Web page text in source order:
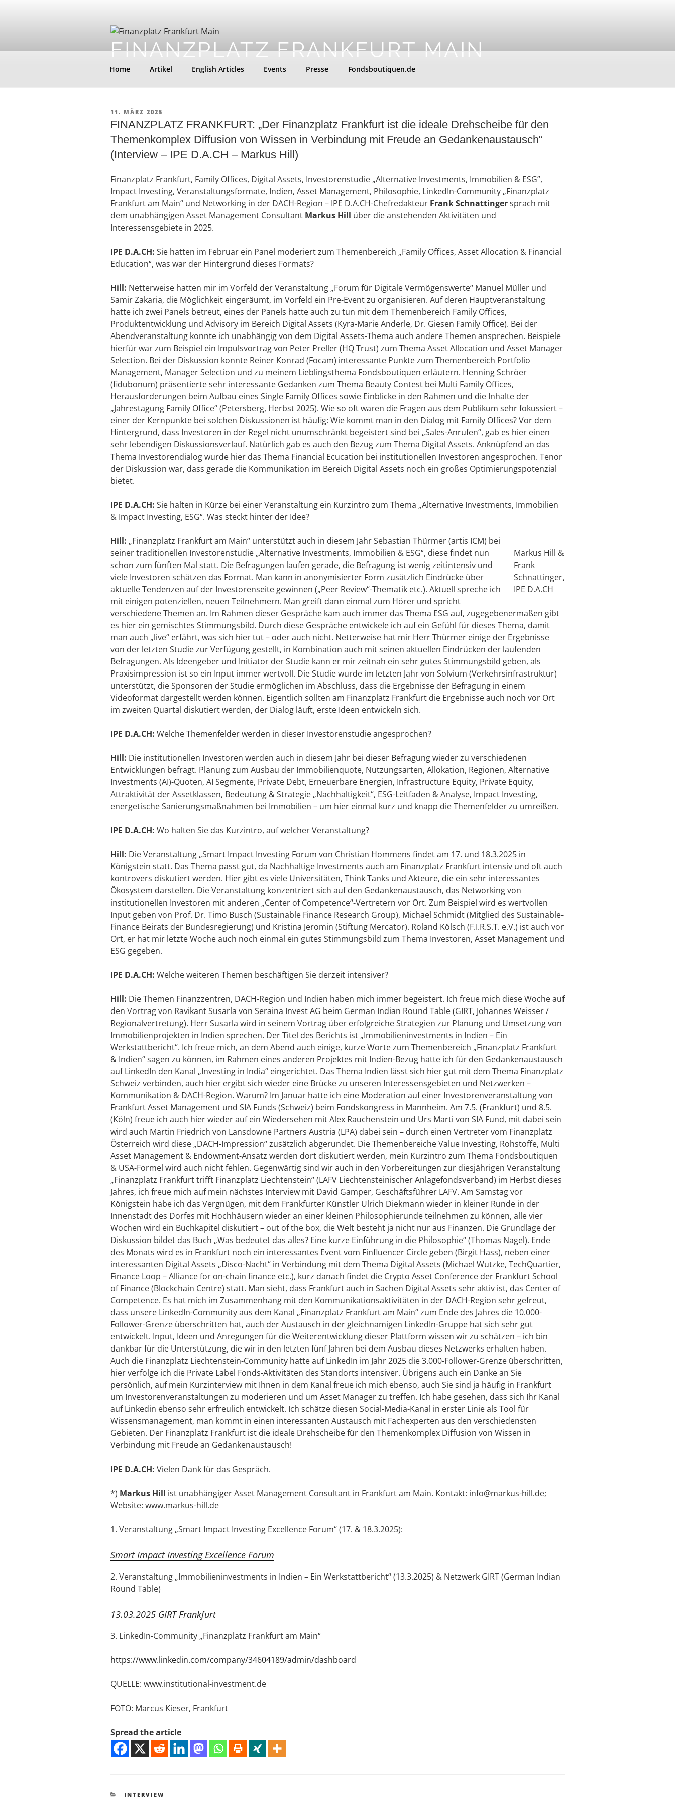
FINANZPLATZ FRANKFURT MAIN
Home Artikel English Articles Events Presse Fondsboutiquen.de
VERÖFFENTLICHT
AM
11. MÄRZ 2025
FINANZPLATZ FRANKFURT: „Der Finanzplatz Frankfurt ist die ideale Drehscheibe für den
Themenkomplex Diffusion von Wissen in Verbindung mit Freude an Gedankenaustausch“
(Interview – IPE D.A.CH – Markus Hill)
Finanzplatz Frankfurt, Family Offices, Digital Assets, Investorenstudie „Alternative Investments, Immobilien & ESG”,
Impact Investing, Veranstaltungsformate, Indien, Asset Management, Philosophie, LinkedIn-Community „Finanzplatz
Frankfurt am Main“ und Networking in der DACH-Region – IPE D.A.CH-Chefredakteur Frank Schnattingersprach mit
dem unabhängigen Asset Management Consultant Markus Hill über die anstehenden Aktivitäten und
Interessensgebiete in 2025.
IPE D.A.CH: Sie hatten im Februar ein Panel moderiert zum Themenbereich „Family Offices, Asset Allocation & Financial
Education“, was war der Hintergrund dieses Formats?
Hill: Netterweise hatten mir im Vorfeld der Veranstaltung „Forum für Digitale Vermögenswerte“ Manuel Müller und
Samir Zakaria, die Möglichkeit eingeräumt, im Vorfeld ein Pre-Event zu organisieren. Auf deren Hauptveranstaltung
hatte ich zwei Panels betreut, eines der Panels hatte auch zu tun mit dem Themenbereich Family Offices,
Produktentwicklung und Advisory im Bereich Digital Assets (Kyra-Marie Anderle, Dr. Giesen Family Office). Bei der
Abendveranstaltung konnte ich unabhängig von dem Digital Assets-Thema auch andere Themen ansprechen. Beispiele
hierfür war zum Beispiel ein Impulsvortrag von Peter Preller (HQ Trust) zum Thema Asset Allocation und Asset Manager
Selection. Bei der Diskussion konnte Reiner Konrad (Focam) interessante Punkte zum Themenbereich Portfolio
Management, Manager Selection und zu meinem Lieblingsthema Fondsboutiquen erläutern. Henning Schröer
(fidubonum) präsentierte sehr interessante Gedanken zum Thema Beauty Contest bei Multi Family Offices,
Herausforderungen beim Aufbau eines Single Family Offices sowie Einblicke in den Rahmen und die Inhalte der
„Jahrestagung Family Office“ (Petersberg, Herbst 2025). Wie so oft waren die Fragen aus dem Publikum sehr fokussiert –
einer der Kernpunkte bei solchen Diskussionen ist häufig: Wie kommt man in den Dialog mit Family Offices? Vor dem
Hintergrund, dass Investoren in der Regel nicht unumschränkt begeistert sind bei „Sales-Anrufen“, gab es hier einen
sehr lebendigen Diskussionsverlauf. Natürlich gab es auch den Bezug zum Thema Digital Assets. Anknüpfend an das
Thema Investorendialog wurde hier das Thema Financial Ecucation bei institutionellen Investoren angesprochen. Tenor
der Diskussion war, dass gerade die Kommunikation im Bereich Digital Assets noch ein großes Optimierungspotenzial
bietet.
IPE D.A.CH: Sie halten in Kürze bei einer Veranstaltung ein Kurzintro zum Thema „Alternative Investments, Immobilien
& Impact Investing, ESG“. Was steckt hinter der Idee?
Markus Hill &
Frank
Schnattinger,
IPE D.A.CH
Hill: „Finanzplatz Frankfurt am Main“ unterstützt auch in diesem Jahr Sebastian Thürmer (artis ICM) bei
seiner traditionellen Investorenstudie „Alternative Investments, Immobilien & ESG“, diese findet nun
schon zum fünften Mal statt. Die Befragungen laufen gerade, die Befragung ist wenig zeitintensiv und
viele Investoren schätzen das Format. Man kann in anonymisierter Form zusätzlich Eindrücke über
aktuelle Tendenzen auf der Investorenseite gewinnen („Peer Review“-Thematik etc.). Aktuell spreche ich
mit einigen potenziellen, neuen Teilnehmern. Man greift dann einmal zum Hörer und spricht
verschiedene Themen an. Im Rahmen dieser Gespräche kam auch immer das Thema ESG auf, zugegebenermaßen gibt
es hier ein gemischtes Stimmungsbild. Durch diese Gespräche entwickele ich auf ein Gefühl für dieses Thema, damit
man auch „live“ erfährt, was sich hier tut – oder auch nicht. Netterweise hat mir Herr Thürmer einige der Ergebnisse
von der letzten Studie zur Verfügung gestellt, in Kombination auch mit seinen aktuellen Eindrücken der laufenden
Befragungen. Als Ideengeber und Initiator der Studie kann er mir zeitnah ein sehr gutes Stimmungsbild geben, als
Praxisimpression ist so ein Input immer wertvoll. Die Studie wurde im letzten Jahr von Solvium (Verkehrsinfrastruktur)
unterstützt, die Sponsoren der Studie ermöglichen im Abschluss, dass die Ergebnisse der Befragung in einem
Videoformat dargestellt werden können. Eigentlich sollten am Finanzplatz Frankfurt die Ergebnisse auch noch vor Ort
im zweiten Quartal diskutiert werden, der Dialog läuft, erste Ideen entwickeln sich.
IPE D.A.CH: Welche Themenfelder werden in dieser Investorenstudie angesprochen?
Hill: Die institutionellen Investoren werden auch in diesem Jahr bei dieser Befragung wieder zu verschiedenen
Entwicklungen befragt. Planung zum Ausbau der Immobilienquote, Nutzungsarten, Allokation, Regionen, Alternative
Investments (AI)-Quoten, AI Segmente, Private Debt, Erneuerbare Energien, Infrastructure Equity, Private Equity,
Attraktivität der Assetklassen, Bedeutung & Strategie „Nachhaltigkeit“, ESG-Leitfaden & Analyse, Impact Investing,
energetische Sanierungsmaßnahmen bei Immobilien – um hier einmal kurz und knapp die Themenfelder zu umreißen.
IPE D.A.CH: Wo halten Sie das Kurzintro, auf welcher Veranstaltung?
Hill: Die Veranstaltung „Smart Impact Investing Forum von Christian Hommens findet am 17. und 18.3.2025 in
Königstein statt. Das Thema passt gut, da Nachhaltige Investments auch am Finanzplatz Frankfurt intensiv und oft auch
kontrovers diskutiert werden. Hier gibt es viele Universitäten, Think Tanks und Akteure, die ein sehr interessantes
Ökosystem darstellen. Die Veranstaltung konzentriert sich auf den Gedankenaustausch, das Networking von
institutionellen Investoren mit anderen „Center of Competence“-Vertretern vor Ort. Zum Beispiel wird es wertvollen
Input geben von Prof. Dr. Timo Busch (Sustainable Finance Research Group), Michael Schmidt (Mitglied des Sustainable-
Finance Beirats der Bundesregierung) und Kristina Jeromin (Stiftung Mercator). Roland Kölsch (F.I.R.S.T. e.V.) ist auch vor
Ort, er hat mir letzte Woche auch noch einmal ein gutes Stimmungsbild zum Thema Investoren, Asset Management und
ESG gegeben.
IPE D.A.CH: Welche weiteren Themen beschäftigen Sie derzeit intensiver?
Hill: Die Themen Finanzzentren, DACH-Region und Indien haben mich immer begeistert. Ich freue mich diese Woche auf
den Vortrag von Ravikant Susarla von Seraina Invest AG beim German Indian Round Table (GIRT, Johannes Weisser /
Regionalvertretung). Herr Susarla wird in seinem Vortrag über erfolgreiche Strategien zur Planung und Umsetzung von
Immobilienprojekten in Indien sprechen. Der Titel des Berichts ist „Immobilieninvestments in Indien – Ein
Werkstattbericht“. Ich freue mich, an dem Abend auch einige, kurze Worte zum Themenbereich „Finanzplatz Frankfurt
& Indien“ sagen zu können, im Rahmen eines anderen Projektes mit Indien-Bezug hatte ich für den Gedankenaustausch
auf LinkedIn den Kanal „Investing in India“ eingerichtet. Das Thema Indien lässt sich hier gut mit dem Thema Finanzplatz
Schweiz verbinden, auch hier ergibt sich wieder eine Brücke zu unseren Interessensgebieten und Netzwerken –
Kommunikation & DACH-Region. Warum? Im Januar hatte ich eine Moderation auf einer Investorenveranstaltung von
Frankfurt Asset Management und SIA Funds (Schweiz) beim Fondskongress in Mannheim. Am 7.5. (Frankfurt) und 8.5.
(Köln) freue ich auch hier wieder auf ein Wiedersehen mit Alex Rauchenstein und Urs Marti von SIA Fund, mit dabei sein
wird auch Martin Friedrich von Lansdowne Partners Austria (LPA) dabei sein – durch einen Vertreter vom Finanzplatz
Österreich wird diese „DACH-Impression“ zusätzlich abgerundet. Die Themenbereiche Value Investing, Rohstoffe, Multi
Asset Management & Endowment-Ansatz werden dort diskutiert werden, mein Kurzintro zum Thema Fondsboutiquen
& USA-Formel wird auch nicht fehlen. Gegenwärtig sind wir auch in den Vorbereitungen zur diesjährigen Veranstaltung
„Finanzplatz Frankfurt trifft Finanzplatz Liechtenstein“ (LAFV Liechtensteinischer Anlagefondsverband) im Herbst dieses
Jahres, ich freue mich auf mein nächstes Interview mit David Gamper, Geschäftsführer LAFV. Am Samstag vor
Königstein habe ich das Vergnügen, mit dem Frankfurter Künstler Ulrich Diekmann wieder in kleiner Runde in der
Innenstadt des Dorfes mit Hochhäusern wieder an einer kleinen Philosophierunde teilnehmen zu können, alle vier
Wochen wird ein Buchkapitel diskutiert – out of the box, die Welt besteht ja nicht nur aus Finanzen. Die Grundlage der
Diskussion bildet das Buch „Was bedeutet das alles? Eine kurze Einführung in die Philosophie“ (Thomas Nagel). Ende
des Monats wird es in Frankfurt noch ein interessantes Event vom Finfluencer Circle geben (Birgit Hass), neben einer
interessanten Digital Assets „Disco-Nacht“ in Verbindung mit dem Thema Digital Assets (Michael Wutzke, TechQuartier,
Finance Loop – Alliance for on-chain finance etc.), kurz danach findet die Crypto Asset Conference der Frankfurt School
of Finance (Blockchain Centre) statt. Man sieht, dass Frankfurt auch in Sachen Digital Assets sehr aktiv ist, das Center of
Competence. Es hat mich im Zusammenhang mit den Kommunikationsaktivitäten in der DACH-Region sehr gefreut,
dass unsere LinkedIn-Community aus dem Kanal „Finanzplatz Frankfurt am Main“ zum Ende des Jahres die 10.000-
Follower-Grenze überschritten hat, auch der Austausch in der gleichnamigen LinkedIn-Gruppe hat sich sehr gut
entwickelt. Input, Ideen und Anregungen für die Weiterentwicklung dieser Plattform wissen wir zu schätzen – ich bin
dankbar für die Unterstützung, die wir in den letzten fünf Jahren bei dem Ausbau dieses Netzwerks erhalten haben.
Auch die Finanzplatz Liechtenstein-Community hatte auf LinkedIn im Jahr 2025 die 3.000-Follower-Grenze überschritten,
hier verfolge ich die Private Label Fonds-Aktivitäten des Standorts intensiver. Übrigens auch ein Danke an Sie
persönlich, auf mein Kurzinterview mit Ihnen in dem Kanal freue ich mich ebenso, auch Sie sind ja häufig in Frankfurt
um Investorenveranstaltungen zu moderieren und um Asset Manager zu treffen. Ich habe gesehen, dass sich Ihr Kanal
auf Linkedin ebenso sehr erfreulich entwickelt. Ich schätze diesen Social-Media-Kanal in erster Linie als Tool für
Wissensmanagement, man kommt in einen interessanten Austausch mit Fachexperten aus den verschiedensten
Gebieten. Der Finanzplatz Frankfurt ist die ideale Drehscheibe für den Themenkomplex Diffusion von Wissen in
Verbindung mit Freude an Gedankenaustausch!
IPE D.A.CH: Vielen Dank für das Gespräch.
*) Markus Hill ist unabhängiger Asset Management Consultant in Frankfurt am Main. Kontakt: info@markus-hill.de;
Website: www.markus-hill.de
1. Veranstaltung „Smart Impact Investing Excellence Forum“ (17. & 18.3.2025):
Smart Impact Investing Excellence Forum
2. Veranstaltung „Immobilieninvestments in Indien – Ein Werkstattbericht“ (13.3.2025) & Netzwerk GIRT (German Indian
Round Table)
13.03.2025 GIRT Frankfurt
3. LinkedIn-Community „Finanzplatz Frankfurt am Main“
https://www.linkedin.com/company/34604189/admin/dashboard
QUELLE: www.institutional-investment.de
FOTO: Marcus Kieser, Frankfurt
Spread the article
KATEGORIEN
INTERVIEW